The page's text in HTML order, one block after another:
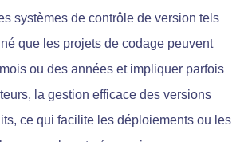
systèmes de contrôle de version tels
que les projets de codage peuvent
ou des années et impliquer parfois
la gestion efficace des versions
ce qui facilite les déploiements ou les